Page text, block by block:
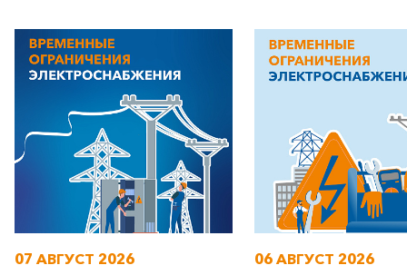
07 АВГУСТ 2026 06 АВГУСТ 2026